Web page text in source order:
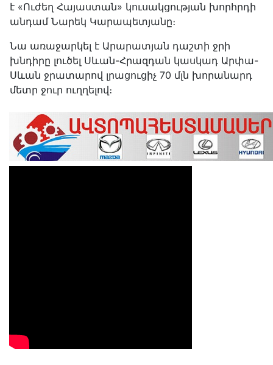
է «Ուժեղ Հայաստան» կուսակցության խորհրդի
անդամ Նարեկ Կարապետյանը։
Նա առաջարկել է Արարատյան դաշտի ջրի
խնդիրը լուծել Սևան-Հրազդան կասկադ Արփա-
Սևան ջրատարով լրացուցիչ 70 մլն խորանարդ
մետր ջուր ուղղելով։